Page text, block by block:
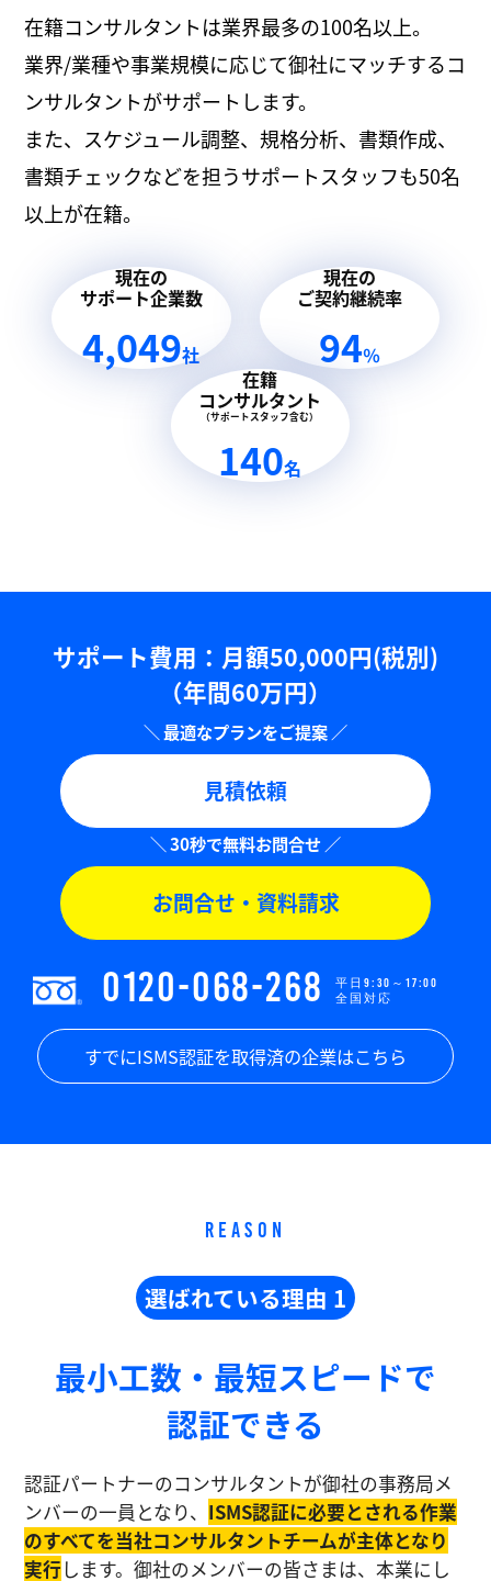
在籍コンサルタントは業界最多の100名以上。
業界/業種や事業規模に応じて御社にマッチするコ
ンサルタントがサポートします。
また、スケジュール調整、規格分析、書類作成、
書類チェックなどを担うサポートスタッフも50名
以上が在籍。
現在の
サポート企業数
4,049社
現在の
ご契約継続率
94％
在籍
コンサルタント
（サポートスタッフ含む）
140名
サポート費用：⽉額50,000円(税別)
（年間60万円）
見積依頼
お問合せ・資料請求
0120-068-268
平日9:30～17:00
全国対応
すでにISMS認証を取得済の企業はこちら
REASON
選ばれている理由 1
最小工数・最短スピードで
認証できる
認証パートナーのコンサルタントが御社の事務局メ
ンバーの一員となり、 ISMS認証に必要とされる作業
のすべてを当社コンサルタントチームが主体となり
実⾏ します。御社のメンバーの皆さまは、本業にし